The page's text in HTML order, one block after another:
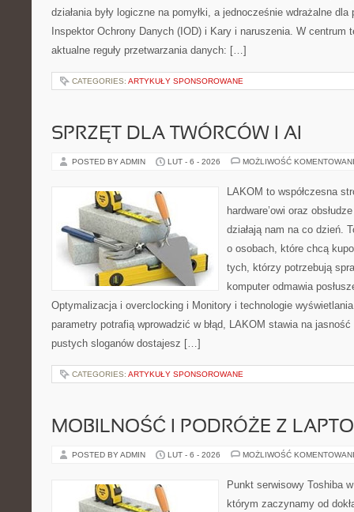
działania były logiczne na pomyłki, a jednocześnie wdrażalne
Inspektor Ochrony Danych (IOD) i Kary i naruszenia. W centrum
aktualne reguły przetwarzania danych: […]
CATEGORIES: ARTYKUŁY SPONSOROWANE
SPRZĘT DLA TWÓRCÓW I AI
POSTED BY ADMIN LUT - 6 - 2026 MOŻLIWOŚĆ
LAKOM to współczesna
hardware’owi oraz
działają nam na co dzień.
o osobach, które chcą
tych, którzy potrzebują
komputer odmawia
Optymalizacja i overclocking i Monitory i technologie
parametry potrafią wprowadzić w błąd, LAKOM stawia na
pustych sloganów dostajesz […]
CATEGORIES: ARTYKUŁY SPONSOROWANE
MOBILNOŚĆ I PODRÓŻE Z
POSTED BY ADMIN LUT - 6 - 2026 MOŻLIWOŚĆ
Punkt serwisowy Toshiba
którym zaczynamy od